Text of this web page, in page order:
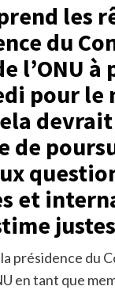
les
du
l’ONU
pour le
de
et
la présidence du
en tant que